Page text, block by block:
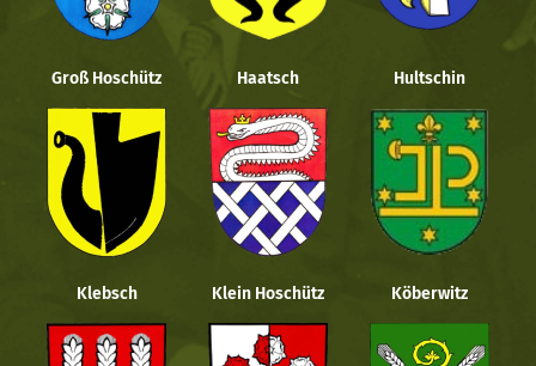
Groß Hoschütz Haatsch Hultschin
Klebsch Klein Hoschütz Köberwitz